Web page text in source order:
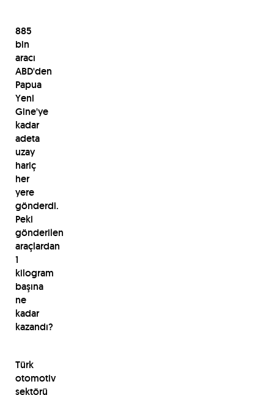
885
bin
aracı
ABD'den
Papua
Yeni
Gine'ye
kadar
adeta
uzay
hariç
her
yere
gönderdi.
Peki
gönderilen
araçlardan
1
kilogram
başına
ne
kadar
kazandı?
Türk
otomotiv
sektörü